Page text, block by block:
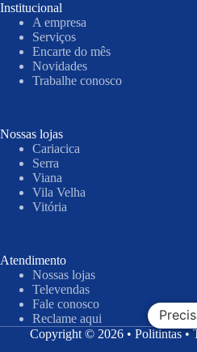
Institucional
A empresa
Serviços
Encarte do mês
Novidades
Trabalhe conosco
Nossas lojas
Cariacica
Serra
Viana
Vila Velha
Vitória
Atendimento
Nossas lojas
Televendas
Fale conosco
Reclame aqui
Copyright © 2026 • Politintas •